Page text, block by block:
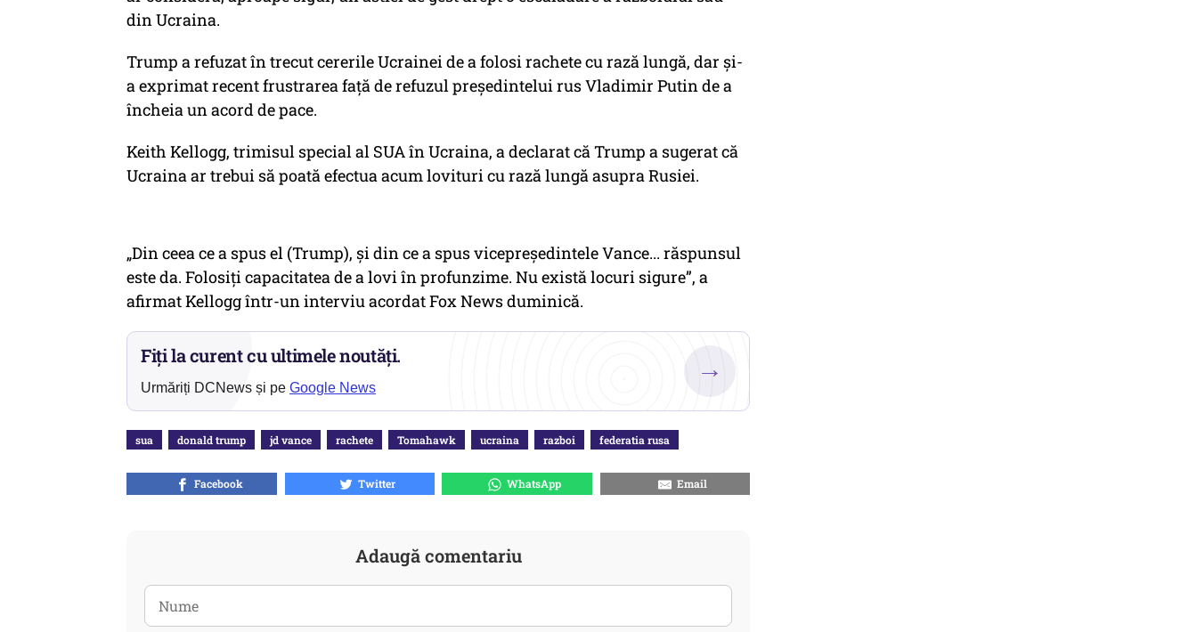
din Ucraina.
Trump a refuzat în trecut cererile Ucrainei de a folosi rachete cu rază lungă, dar și-
a exprimat recent frustrarea față de refuzul președintelui rus Vladimir Putin de a
încheia un acord de pace.
Keith Kellogg, trimisul special al SUA în Ucraina, a declarat că Trump a sugerat că
Ucraina ar trebui să poată efectua acum lovituri cu rază lungă asupra Rusiei.
„Din ceea ce a spus el (Trump), și din ce a spus vicepreședintele Vance... răspunsul
este da. Folosiți capacitatea de a lovi în profunzime. Nu există locuri sigure”, a
afirmat Kellogg într-un interviu acordat Fox News duminică.
Fiți la curent cu ultimele noutăți.
Urmăriți DCNews și pe Google News
→
sua donald trump jd vance rachete Tomahawk ucraina razboi federatia rusa
Facebook Twitter WhatsApp Email
Adaugă comentariu